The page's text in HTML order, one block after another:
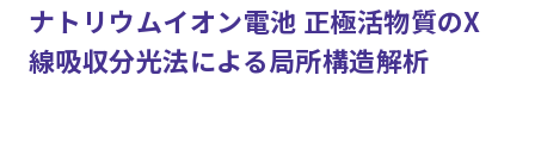
ナトリウムイオン電池 正極活物質のX
線吸収分光法による局所構造解析